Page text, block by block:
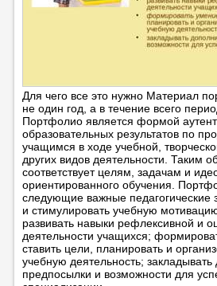
Для чего все это нужно Материал
не один год, а в течение всего
Портфолио является формой
образовательных результатов по
учащимся в ходе учебной,
других видов деятельности. Таким
соответствует целям, задачам и
ориентированного обучения.
следующие важные педагогические
и стимулировать учебную
развивать навыки рефлексивной и
деятельности учащихся;
ставить цели, планировать и
учебную деятельность;
предпосылки и возможности для